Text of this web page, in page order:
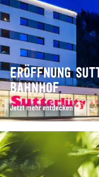
ERÖFFNUNG
BAHNHOF
Jetzt mehr entdecken